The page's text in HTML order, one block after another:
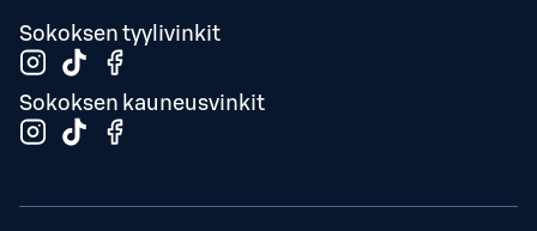
Sokoksen tyylivinkit
Sokoksen kauneusvinkit